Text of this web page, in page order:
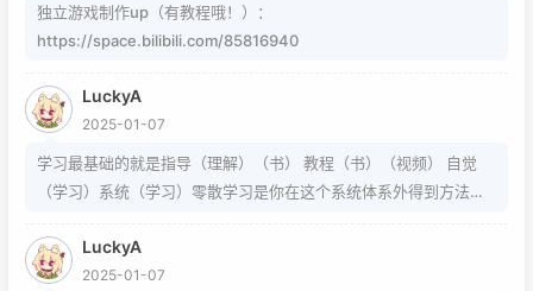
独立游戏制作up（有教程哦！）：
https://space.bilibili.com/85816940
LuckyA
2025-01-07
学习最基础的就是指导（理解）（书） 教程（书）（视频） 自觉
（学习）系统（学习）零散学习是你在这个系统体系外得到方法的
LuckyA
2025-01-07